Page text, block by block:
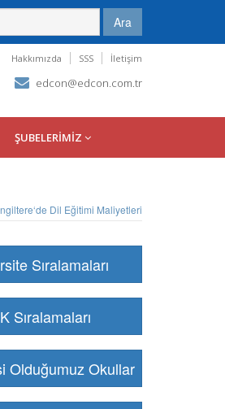
Ara
Hakkımızda SSS İletişim
edcon@edcon.com.tr
ŞUBELERİMİZ
Dil Eğitimi Maliyetleri
Sıralamaları
Sıralamaları
Olduğumuz Okullar